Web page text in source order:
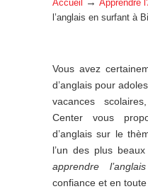
Accueil Apprendre
l’anglais en surfant à
Vous avez
d’anglais pour
vacances
Center vous
d’anglais sur le
l’un des plus
apprendre l’anglais
confiance et en toute